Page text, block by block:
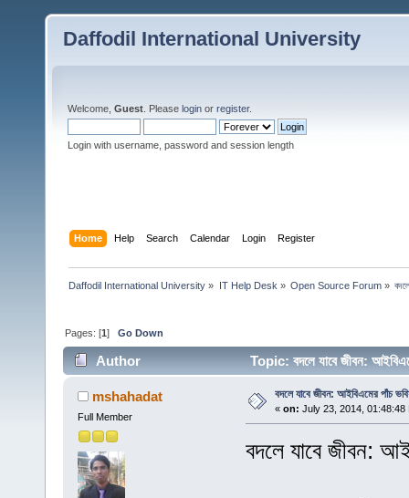
Daffodil International University
Welcome, Guest . Please login or register.
Login with username, password and session length
Home Help Search Calendar Login Register
Daffodil International University » IT Help Desk » Open Source Forum»
Pages: [1]Go Down
Author Topic: বদলে যাবে জীবন:
mshahadat
Full Member
বদলে যাবে জীবন: আইবিএমের পাঁচ
« on: July 23, 2014, 01:48:48
বদলে যাবে জীবন: